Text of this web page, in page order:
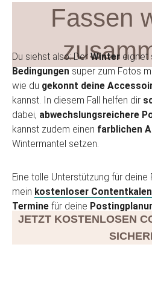
Fassen
Du siehst also: DerWinter eignet
Bedingungen super zum Fotos
wie du gekonnt deine
kannst. In diesem Fall helfen dir
dabei, abwechslungsreichere
kannst zudem einen farblichen
Wintermantel setzen.
Eine tolle Unterstützung für
mein kostenloser
Termine für deine
JETZT KOSTENLOSEN